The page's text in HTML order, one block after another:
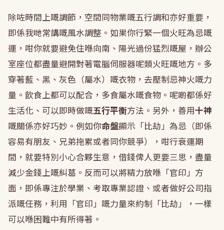
除咗時間上嘅調節，空間同物業嘅五行調和亦好重要，
即係我哋常講嘅風水調整。如果你行緊一個火旺為忌嘅
運，咁你就要避免住喺向南、陽光過份猛烈嘅屋，辦公
室座位都盡量避開對著電腦伺服器呢類火旺嘅地方。多
穿著藍、黑、灰色（屬水）嘅衣物，去壓制忌神火嘅力
量。飲食上都可以配合，多食屬水嘅食物。呢啲都係好
生活化、可以即時做嘅五行平衡方法。另外，善用十神
嘅關係亦好巧妙。例如你命盤顯示「比劫」為忌（即係
容易有朋友、兄弟拖累或者同你競爭），咁行衰運期
間，就要特別小心合夥生意，借錢俾人更要三思，盡量
減少金錢上嘅糾葛。反而可以將精力放喺「官印」方
面，即係專注於學業、考取專業認證、或者做好公司指
派嘅任務，利用「官印」嘅力量來約制「比劫」，一樣
可以喺困難中有所得著。